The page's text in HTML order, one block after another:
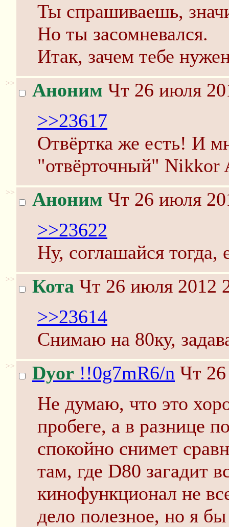
Ты спрашиваешь,
Но ты засомневался.
Итак, зачем тебе
>> Аноним Чт 26 июля
>>23617
Отвёртка же есть! И
"отвёрточный" Nikkor
>> Аноним Чт 26 июля
>>23622
Ну, соглашайся тогда,
>> Кота Чт 26 июля 2012
>>23614
Снимаю на 80ку,
>> Dyor !!0g7mR6/n Чт
Не думаю, что это
пробеге, а в разнице
спокойно снимет
там, где D80 загадит
кинофункционал не
дело полезное, но я